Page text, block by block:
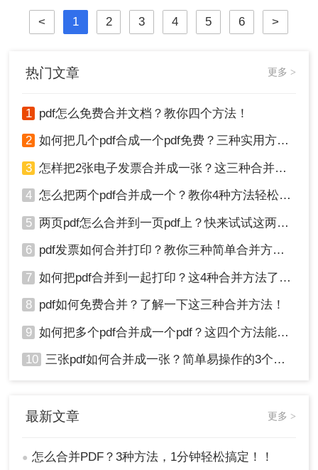
三种常用的PDF合并方法。
< 1 2 3 4 5 6 >
热门文章 更多 >
1 pdf怎么免费合并文档？教你四个方法！
2 如何把几个pdf合成一个pdf免费？三种实用方法分享！
3 怎样把2张电子发票合并成一张？这三种合并方法学习一下!
4 怎么把两个pdf合并成一个？教你4种方法轻松完成合并！
5 两页pdf怎么合并到一页pdf上？快来试试这两种方法吧！
6 pdf发票如何合并打印？教你三种简单合并方法！
7 如何把pdf合并到一起打印？这4种合并方法了解一下！
8 pdf如何免费合并？了解一下这三种合并方法！
9 如何把多个pdf合并成一个pdf？这四个方法能帮助大家！
10 三张pdf如何合并成一张？简单易操作的3个方法！
最新文章 更多 >
● 怎么合并PDF？3种方法，1分钟轻松搞定！！